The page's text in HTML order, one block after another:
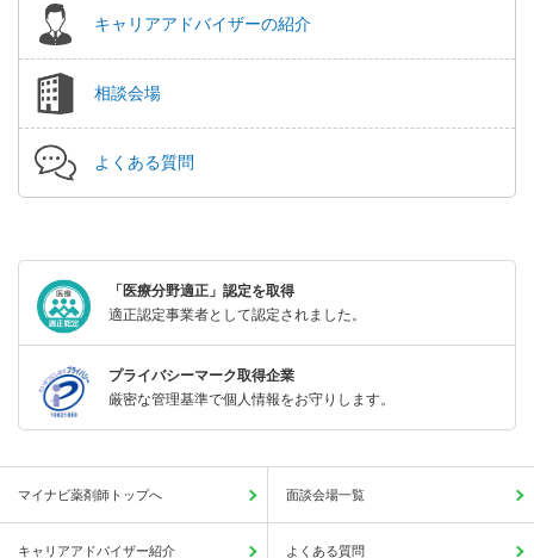
キャリアアドバイザーの紹介
相談会場
よくある質問
「医療分野適正」認定を取得
適正認定事業者として認定されました。
プライバシーマーク取得企業
厳密な管理基準で個人情報をお守りします。
マイナビ薬剤師トップへ 面談会場一覧
キャリアアドバイザー紹介 よくある質問